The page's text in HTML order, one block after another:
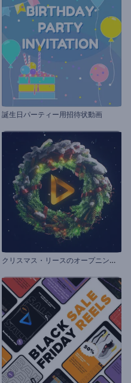
誕生日パーティー用招待状動画
ク
リスマス・リースのオープニング動画